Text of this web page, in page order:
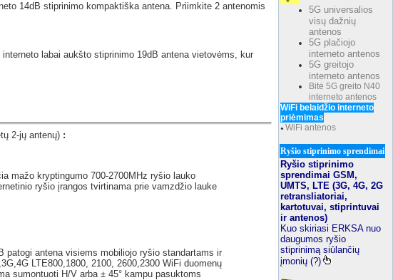
14dB stiprinimo kompaktiška antena. Priimkite 2 antenomis
labai aukšto stiprinimo 19dB antena vietovėms, kur
2-jų antenų) :
mažo kryptingumo 700-2700MHz ryšio lauko
ryšio įrangos tvirtinama prie vamzdžio lauke
patogi antena visiems mobiliojo ryšio standartams ir
LTE800,1800, 2100, 2600,2300 WiFi duomenų
sumontuoti H/V arba ± 45° kampu pasuktoms
5G universalios
visų dažnių
antenos
5G plačiojo
interneto antenos
5G greitojo
interneto antenos
Bitė 5G greito N40
interneto antenos
WiFi belaidžio interneto
priėmimas
● WiFi antenos
Ryšio stiprinimo sprendimai
Ryšio stiprinimo
sprendimai GSM,
UMTS, LTE (3G, 4G, 2G
retransliatoriai,
kartotuvai, stiprintuvai
ir antenos)
Kuo skiriasi ERKSA nuo
daugumos ryšio
stiprinimą siūlančių
įmonių (?)